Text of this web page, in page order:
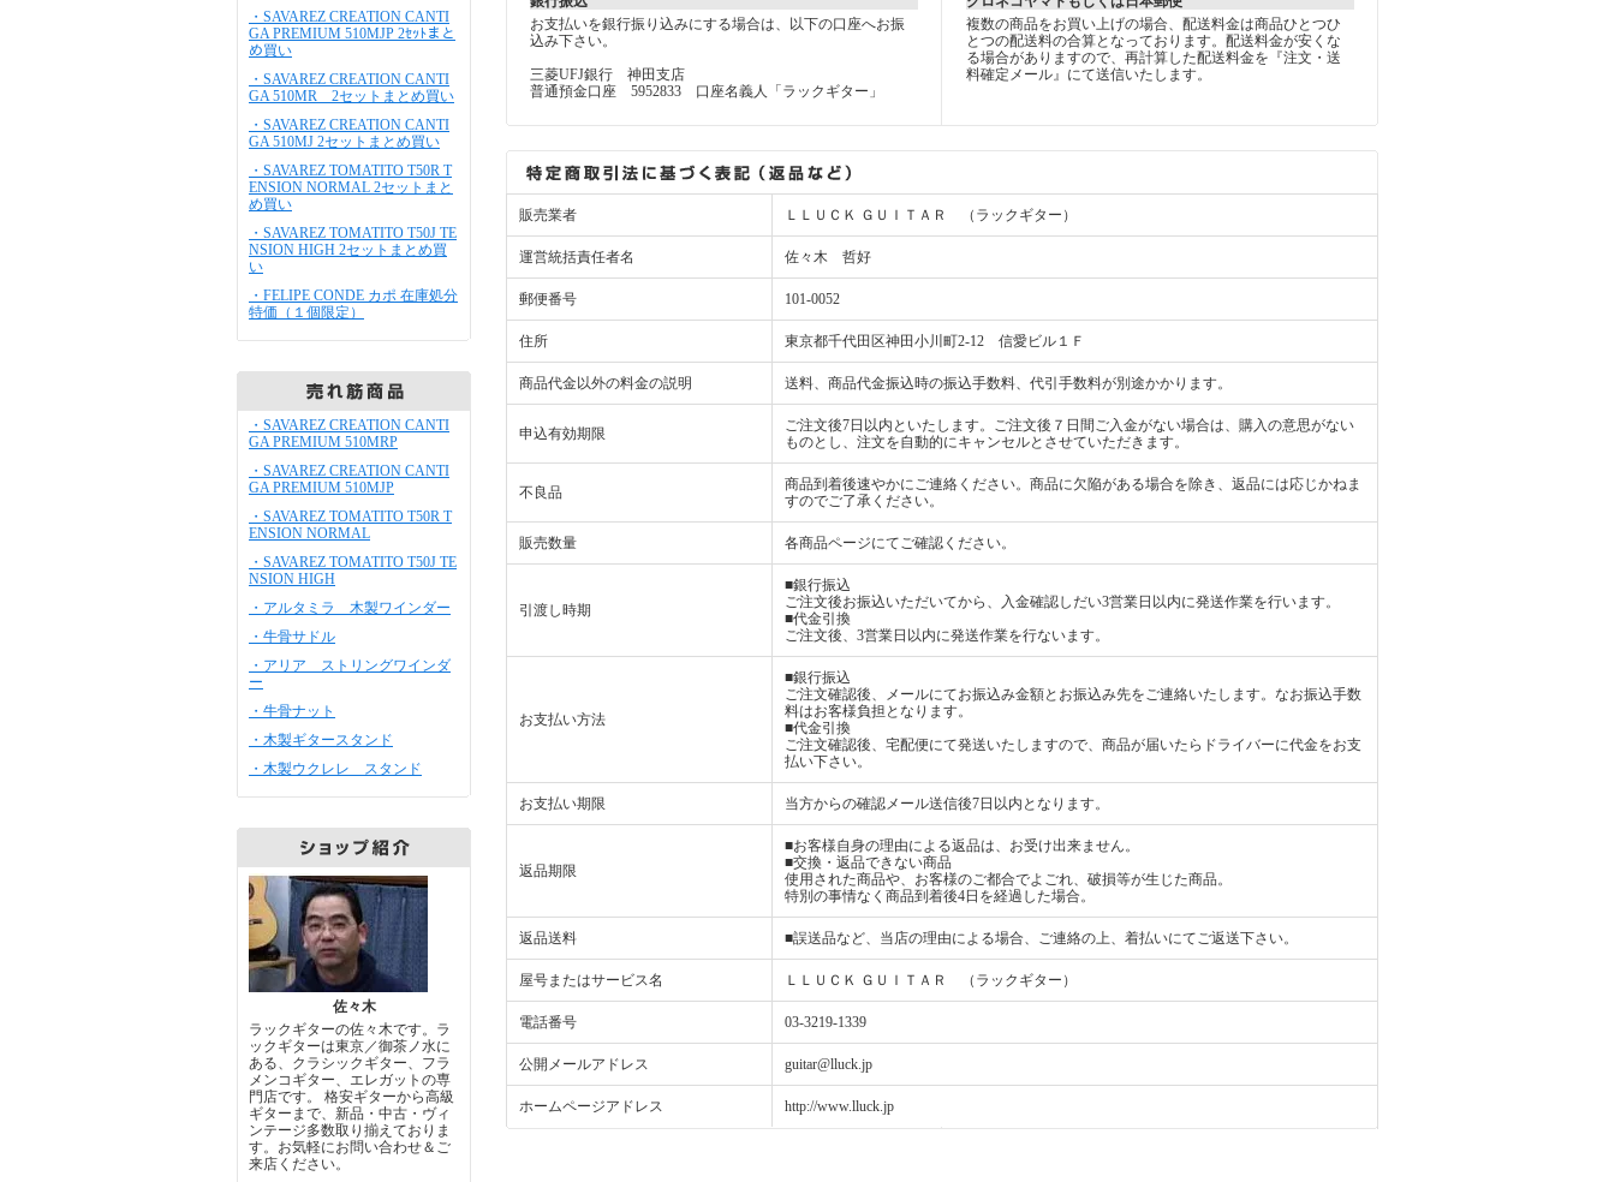
・SAVAREZ CREATION CANTI
GA PREMIUM 510MJP 2ｾｯﾄまと
め買い
・SAVAREZ CREATION CANTI
GA 510MR 2セットまとめ買い
・SAVAREZ CREATION CANTI
GA 510MJ 2セットまとめ買い
・SAVAREZ TOMATITO T50R T
ENSION NORMAL 2セットまと
め買い
・SAVAREZ TOMATITO T50J TE
NSION HIGH 2セットまとめ買
い
・FELIPE CONDE カポ 在庫処分
特価（１個限定）
・SAVAREZ CREATION CANTI
GA PREMIUM 510MRP
・SAVAREZ CREATION CANTI
GA PREMIUM 510MJP
・SAVAREZ TOMATITO T50R T
ENSION NORMAL
・SAVAREZ TOMATITO T50J TE
NSION HIGH
・アルタミラ 木製ワインダー
・牛骨サドル
・アリア ストリングワインダ
ー
・牛骨ナット
・木製ギタースタンド
・木製ウクレレ スタンド
佐々木
ラックギターの佐々木です。ラ
ックギターは東京／御茶ノ水に
ある、クラシックギター、フラ
メンコギター、エレガットの専
門店です。 格安ギターから高級
ギターまで、新品・中古・ヴィ
ンテージ多数取り揃えておりま
す。お気軽にお問い合わせ＆ご
来店ください。
お支払いを銀行振り込みにする場合は、以下の口座へお振
込み下さい。
三菱UFJ銀行 神田支店
普通預金口座 5952833 口座名義人「ラックギター」
複数の商品をお買い上げの場合、配送料金は商品ひとつひ
とつの配送料の合算となっております。配送料金が安くな
る場合がありますので、再計算した配送料金を『注文・送
料確定メール』にて送信いたします。
販売業者 ＬＬＵＣＫ ＧＵＩＴＡＲ （ラックギター）
運営統括責任者名 佐々木 哲好
郵便番号 101-0052
住所 東京都千代田区神田小川町2-12 信愛ビル１Ｆ
商品代金以外の料金の説明 送料、商品代金振込時の振込手数料、代引手数料が別途かかります。
申込有効期限
ご注文後7日以内といたします。ご注文後７日間ご入金がない場合は、購入の意思がない
ものとし、注文を自動的にキャンセルとさせていただきます。
不良品
商品到着後速やかにご連絡ください。商品に欠陥がある場合を除き、返品には応じかねま
すのでご了承ください。
販売数量 各商品ページにてご確認ください。
引渡し時期
■銀行振込
ご注文後お振込いただいてから、入金確認しだい3営業日以内に発送作業を行います。
■代金引換
ご注文後、3営業日以内に発送作業を行ないます。
お支払い方法
■銀行振込
ご注文確認後、メールにてお振込み金額とお振込み先をご連絡いたします。なお振込手数
料はお客様負担となります。
■代金引換
ご注文確認後、宅配便にて発送いたしますので、商品が届いたらドライバーに代金をお支
払い下さい。
お支払い期限 当方からの確認メール送信後7日以内となります。
返品期限
■お客様自身の理由による返品は、お受け出来ません。
■交換・返品できない商品
使用された商品や、お客様のご都合でよごれ、破損等が生じた商品。
特別の事情なく商品到着後4日を経過した場合。
返品送料 ■誤送品など、当店の理由による場合、ご連絡の上、着払いにてご返送下さい。
屋号またはサービス名 ＬＬＵＣＫ ＧＵＩＴＡＲ （ラックギター）
電話番号 03-3219-1339
公開メールアドレス guitar@lluck.jp
ホームページアドレス http://www.lluck.jp